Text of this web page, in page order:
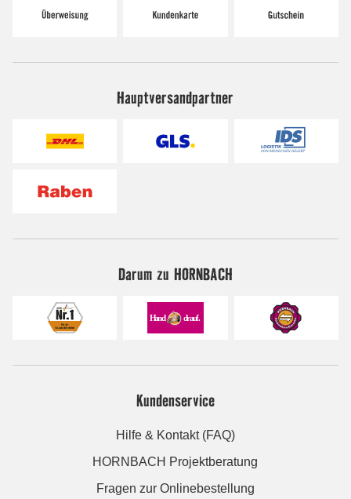
Hauptversandpartner
Darum zu HORNBACH
Kundenservice
Hilfe & Kontakt (FAQ)
HORNBACH Projektberatung
Fragen zur Onlinebestellung